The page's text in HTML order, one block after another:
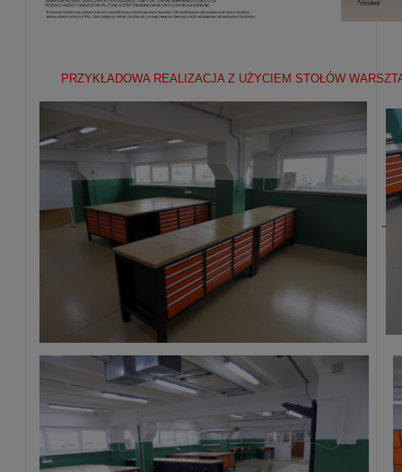
PRZYKŁADOWA REALIZACJA Z UŻYCIEM STOŁÓW